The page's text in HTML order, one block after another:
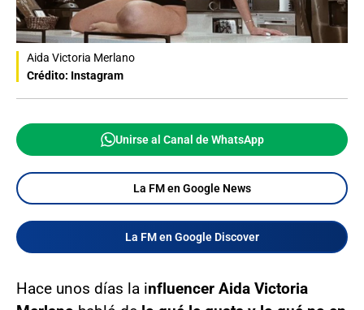
Aida Victoria Merlano
Crédito: Instagram
Unirse al Canal de WhatsApp
La FM en Google News
La FM en Google Discover
Hace unos días la influencer Aida Victoria